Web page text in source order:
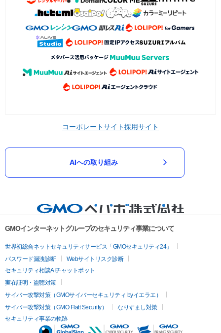
コーポレートサイト採用サイト
AIへの取り組み
GMOインターネットグループのセキュリティ事業について
世界初総合ネットセキュリティサービス「GMOセキュリティ24」
パスワード漏洩診断
Webサイトリスク診断
セキュリティ相談AIチャットボット
実在証明・盗聴対策
サイバー攻撃対策（GMOサイバーセキュリティ byイエラエ）
サイバー攻撃対策（GMO Flatt Security）
なりすまし対策
セキュリティ事業の軌跡